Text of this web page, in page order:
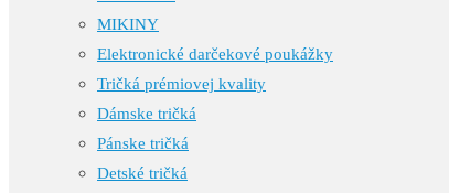
MIKINY
Elektronické darčekové poukážky
Tričká prémiovej kvality
Dámske tričká
Pánske tričká
Detské tričká